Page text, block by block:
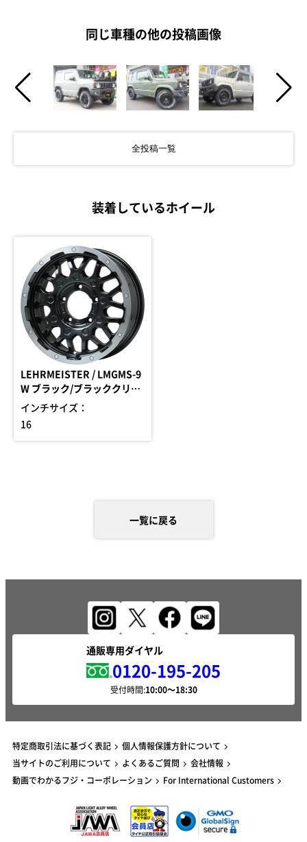
同じ車種の他の投稿画像
全投稿一覧
装着しているホイール
LEHRMEISTER / LMGMS-9
W ブラック/ブラッククリア
リム
インチサイズ：
16
一覧に戻る
通販専用ダイヤル
0120-195-205
受付時間:
特定商取引法に基づく表記
個人情報保護方針について
当サイトのご利用について
よくあるご質問
会社情報
動画でわかるフジ・コーポレーション
For International Customers